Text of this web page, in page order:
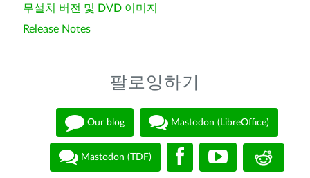
무설치 버전 및 DVD 이미지
Release Notes
팔로잉하기
Our blog Mastodon (LibreOffice)
Mastodon (TDF)